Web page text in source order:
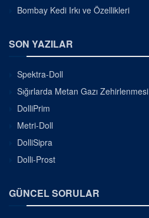
Bombay Kedi Irkı ve Özellikleri
SON YAZILAR
Spektra-Doll
Sığırlarda Metan Gazı Zehirlenmesi
DolliPrim
Metri-Doll
DolliSipra
Dolli-Prost
GÜNCEL SORULAR